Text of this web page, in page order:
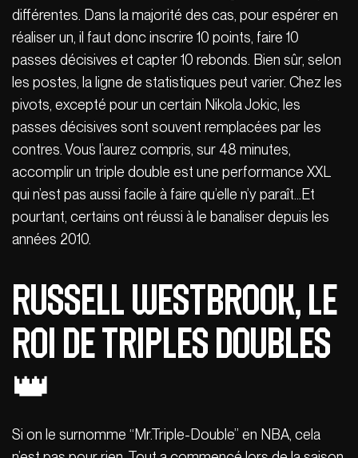
différentes. Dans la majorité des cas, pour espérer en
réaliser un, il faut donc inscrire 10 points, faire 10
passes décisives et capter 10 rebonds. Bien sûr, selon
les postes, la ligne de statistiques peut varier. Chez les
pivots, excepté pour un certain Nikola Jokic, les
passes décisives sont souvent remplacées par les
contres. Vous l’aurez compris, sur 48 minutes,
accomplir un triple double est une performance XXL
qui n’est pas aussi facile à faire qu’elle n’y paraît…Et
pourtant, certains ont réussi à le banaliser depuis les
années 2010.
Russell Westbrook, le
roi de triples doubles
👑
Si on le surnomme “Mr.Triple-Double” en NBA, cela